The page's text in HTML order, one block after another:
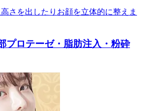
さを出したりお顔を立体的に整えま
プロテーゼ・脂肪注入・粉砕